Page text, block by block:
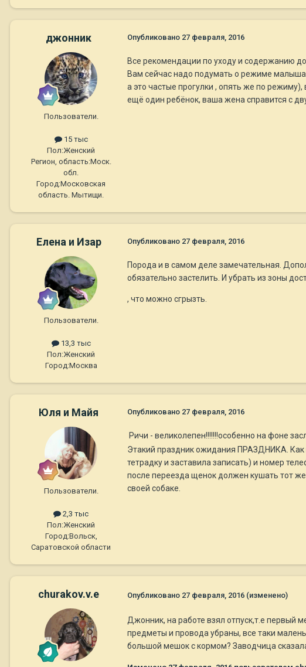
джонник
Пользователи.
15 тыс
Пол:Женский
Регион, область:Моск.
обл.
Город:Московская
область. Мытищи.
Опубликовано 27 февраля, 2016
Все рекомендации по уходу и содержанию
Вам сейчас надо подумать о режиме малыша
а это частые прогулки , опять же по
ещё один ребёнок, ваша жена справится с
Елена и Изар
Пользователи.
13,3 тыс
Пол:Женский
Город:Москва
Опубликовано 27 февраля, 2016
Порода и в самом деле замечательная.
обязательно застелить. И убрать из зоны
, что можно сгрызть.
Юля и Майя
Пользователи.
2,3 тыс
Пол:Женский
Город:Вольск,
Саратовской области
Опубликовано 27 февраля, 2016
Ричи - великолепен!!!!!!!особенно на фоне
Этакий праздник ожидания ПРАЗДНИКА.
тетрадку и заставила записать) и номер
после переезда щенок должен кушать тот же
своей собаке.
churakov.v.e Опубликовано 27 февраля, 2016 (изменено)
Джонник, на работе взял отпуск,т.е первый
предметы и провода убраны, все таки
большой мешок с кормом? Заводчица